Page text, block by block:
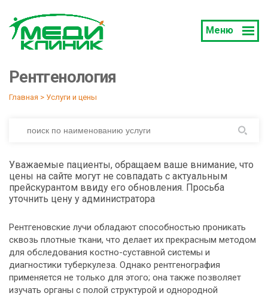
Меню
Рентгенология
Главная > Услуги и цены
Уважаемые пациенты, обращаем ваше внимание, что
цены на сайте могут не совпадать с актуальным
прейскурантом ввиду его обновления. Просьба
уточнить цену у администратора
Рентгеновские лучи обладают способностью проникать
сквозь плотные ткани, что делает их прекрасным методом
для обследования костно-суставной системы и
диагностики туберкулеза. Однако рентгенография
применяется не только для этого; она также позволяет
изучать органы с полой структурой и однородной